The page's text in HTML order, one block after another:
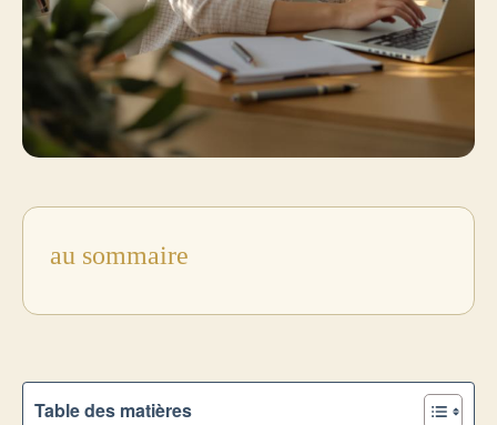
au sommaire
Table des matières